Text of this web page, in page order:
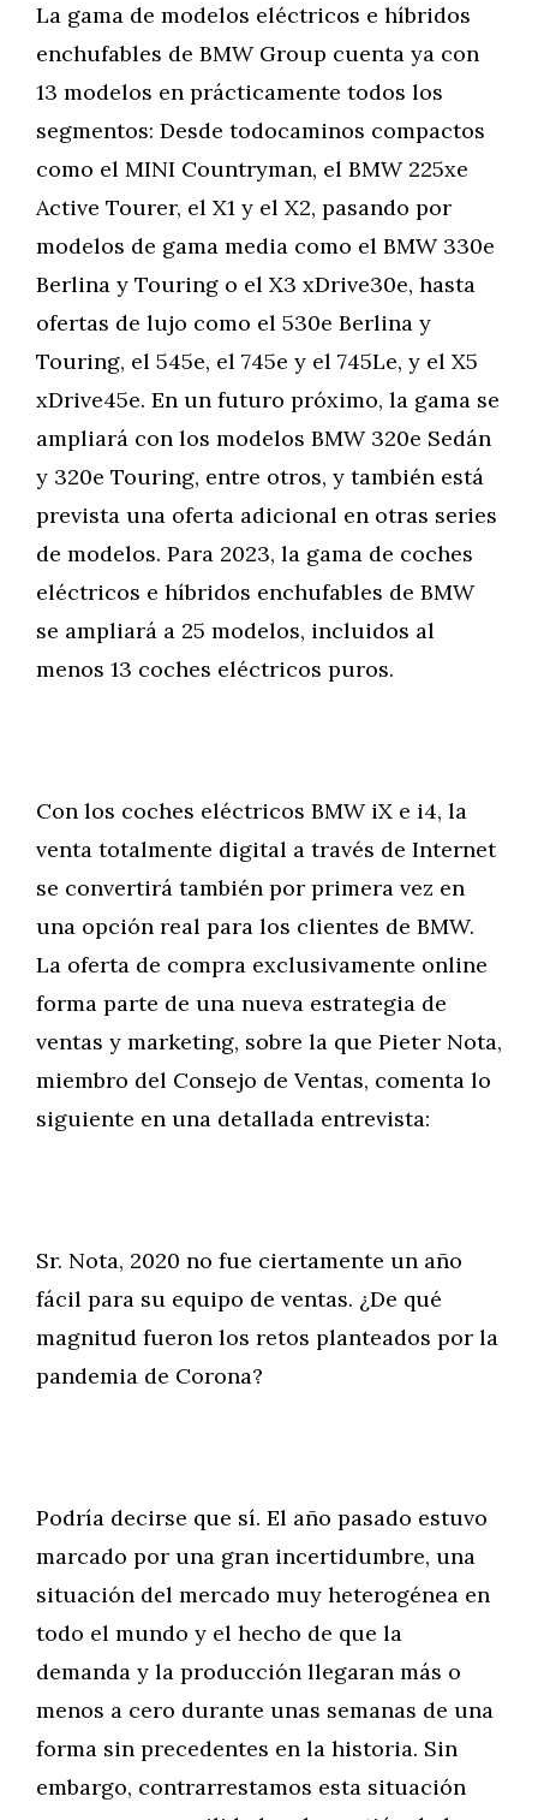
La gama de modelos eléctricos e híbridos
enchufables de BMW Group cuenta ya con
13 modelos en prácticamente todos los
segmentos: Desde todocaminos compactos
como el MINI Countryman, el BMW 225xe
Active Tourer, el X1 y el X2, pasando por
modelos de gama media como el BMW 330e
Berlina y Touring o el X3 xDrive30e, hasta
ofertas de lujo como el 530e Berlina y
Touring, el 545e, el 745e y el 745Le, y el X5
xDrive45e. En un futuro próximo, la gama se
ampliará con los modelos BMW 320e Sedán
y 320e Touring, entre otros, y también está
prevista una oferta adicional en otras series
de modelos. Para 2023, la gama de coches
eléctricos e híbridos enchufables de BMW
se ampliará a 25 modelos, incluidos al
menos 13 coches eléctricos puros.
Con los coches eléctricos BMW iX e i4, la
venta totalmente digital a través de Internet
se convertirá también por primera vez en
una opción real para los clientes de BMW.
La oferta de compra exclusivamente online
forma parte de una nueva estrategia de
ventas y marketing, sobre la que Pieter Nota,
miembro del Consejo de Ventas, comenta lo
siguiente en una detallada entrevista:
Sr. Nota, 2020 no fue ciertamente un año
fácil para su equipo de ventas. ¿De qué
magnitud fueron los retos planteados por la
pandemia de Corona?
Podría decirse que sí. El año pasado estuvo
marcado por una gran incertidumbre, una
situación del mercado muy heterogénea en
todo el mundo y el hecho de que la
demanda y la producción llegaran más o
menos a cero durante unas semanas de una
forma sin precedentes en la historia. Sin
embargo, contrarrestamos esta situación